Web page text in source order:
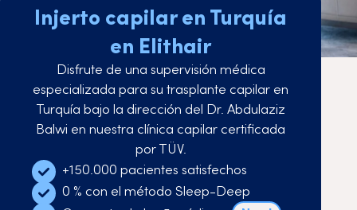
Injerto capilar en Turquía
en Elithair
Disfrute de una supervisión médica
especializada para su trasplante capilar en
Turquía bajo la dirección del Dr. Abdulaziz
Balwi en nuestra clínica capilar certificada
por TÜV.
+150.000 pacientes satisfechos
0 % con el método Sleep-Deep